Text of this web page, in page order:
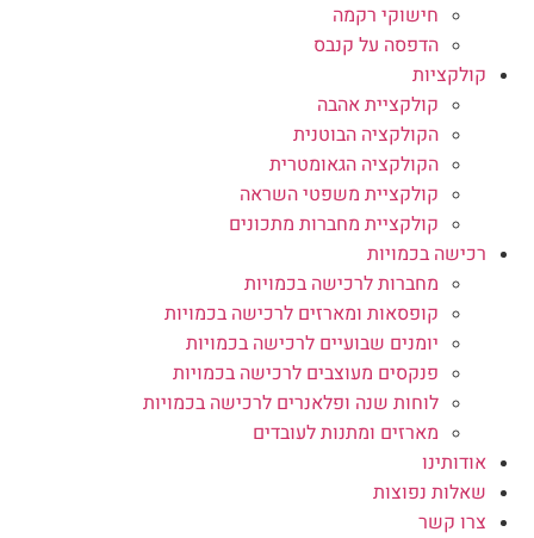
חישוקי רקמה
הדפסה על קנבס
קולקציות
קולקציית אהבה
הקולקציה הבוטנית
הקולקציה הגאומטרית
קולקציית משפטי השראה
קולקציית מחברות מתכונים
רכישה בכמויות
מחברות לרכישה בכמויות
קופסאות ומארזים לרכישה בכמויות
יומנים שבועיים לרכישה בכמויות
פנקסים מעוצבים לרכישה בכמויות
לוחות שנה ופלאנרים לרכישה בכמויות
מארזים ומתנות לעובדים
אודותינו
שאלות נפוצות
צרו קשר